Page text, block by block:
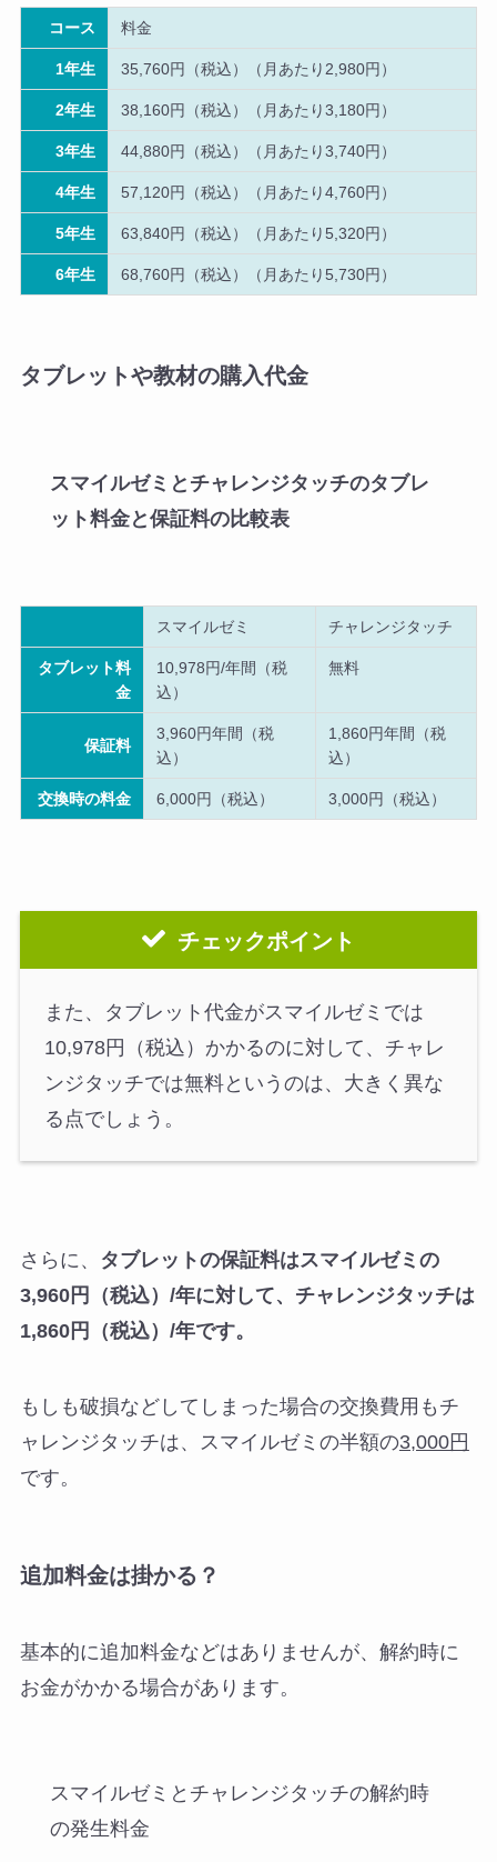
コース 料金
1年生 35,760円（税込）（月あたり2,980円）
2年生 38,160円（税込）（月あたり3,180円）
3年生 44,880円（税込）（月あたり3,740円）
4年生 57,120円（税込）（月あたり4,760円）
5年生 63,840円（税込）（月あたり5,320円）
6年生 68,760円（税込）（月あたり5,730円）
タブレットや教材の購入代金
スマイルゼミとチャレンジタッチのタブレ
ット料金と保証料の比較表
スマイルゼミ チャレンジタッチ
タブレット料
金
10,978円/年間（税
込）
無料
保証料
3,960円年間（税
込）
1,860円年間（税
込）
交換時の料金 6,000円（税込） 3,000円（税込）
チェックポイント
また、タブレット代金がスマイルゼミでは
10,978円（税込）かかるのに対して、チャレ
ンジタッチでは無料というのは、大きく異な
る点でしょう。
さらに、
タブレットの保証料はスマイルゼミの
3,960円（税込）/年に対して、チャレンジタッチは
1,860円（税込）/年です。
もしも破損などしてしまった場合の交換費用もチ
ャレンジタッチは、スマイルゼミの半額の3,000円
です。
追加料金は掛かる？
基本的に追加料金などはありませんが、解約時に
お金がかかる場合があります。
スマイルゼミとチャレンジタッチの解約時
の発生料金